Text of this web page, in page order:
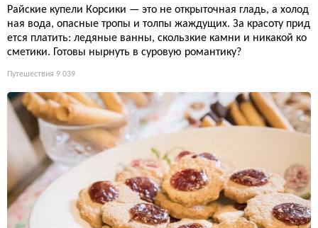
Райские купели Корсики — это не открыточная гладь, а холод
ная вода, опасные тропы и толпы жаждущих. За красоту прид
ется платить: ледяные ванны, скользкие камни и никакой ко
сметики. Готовы нырнуть в суровую романтику?
Путешествия 9 039